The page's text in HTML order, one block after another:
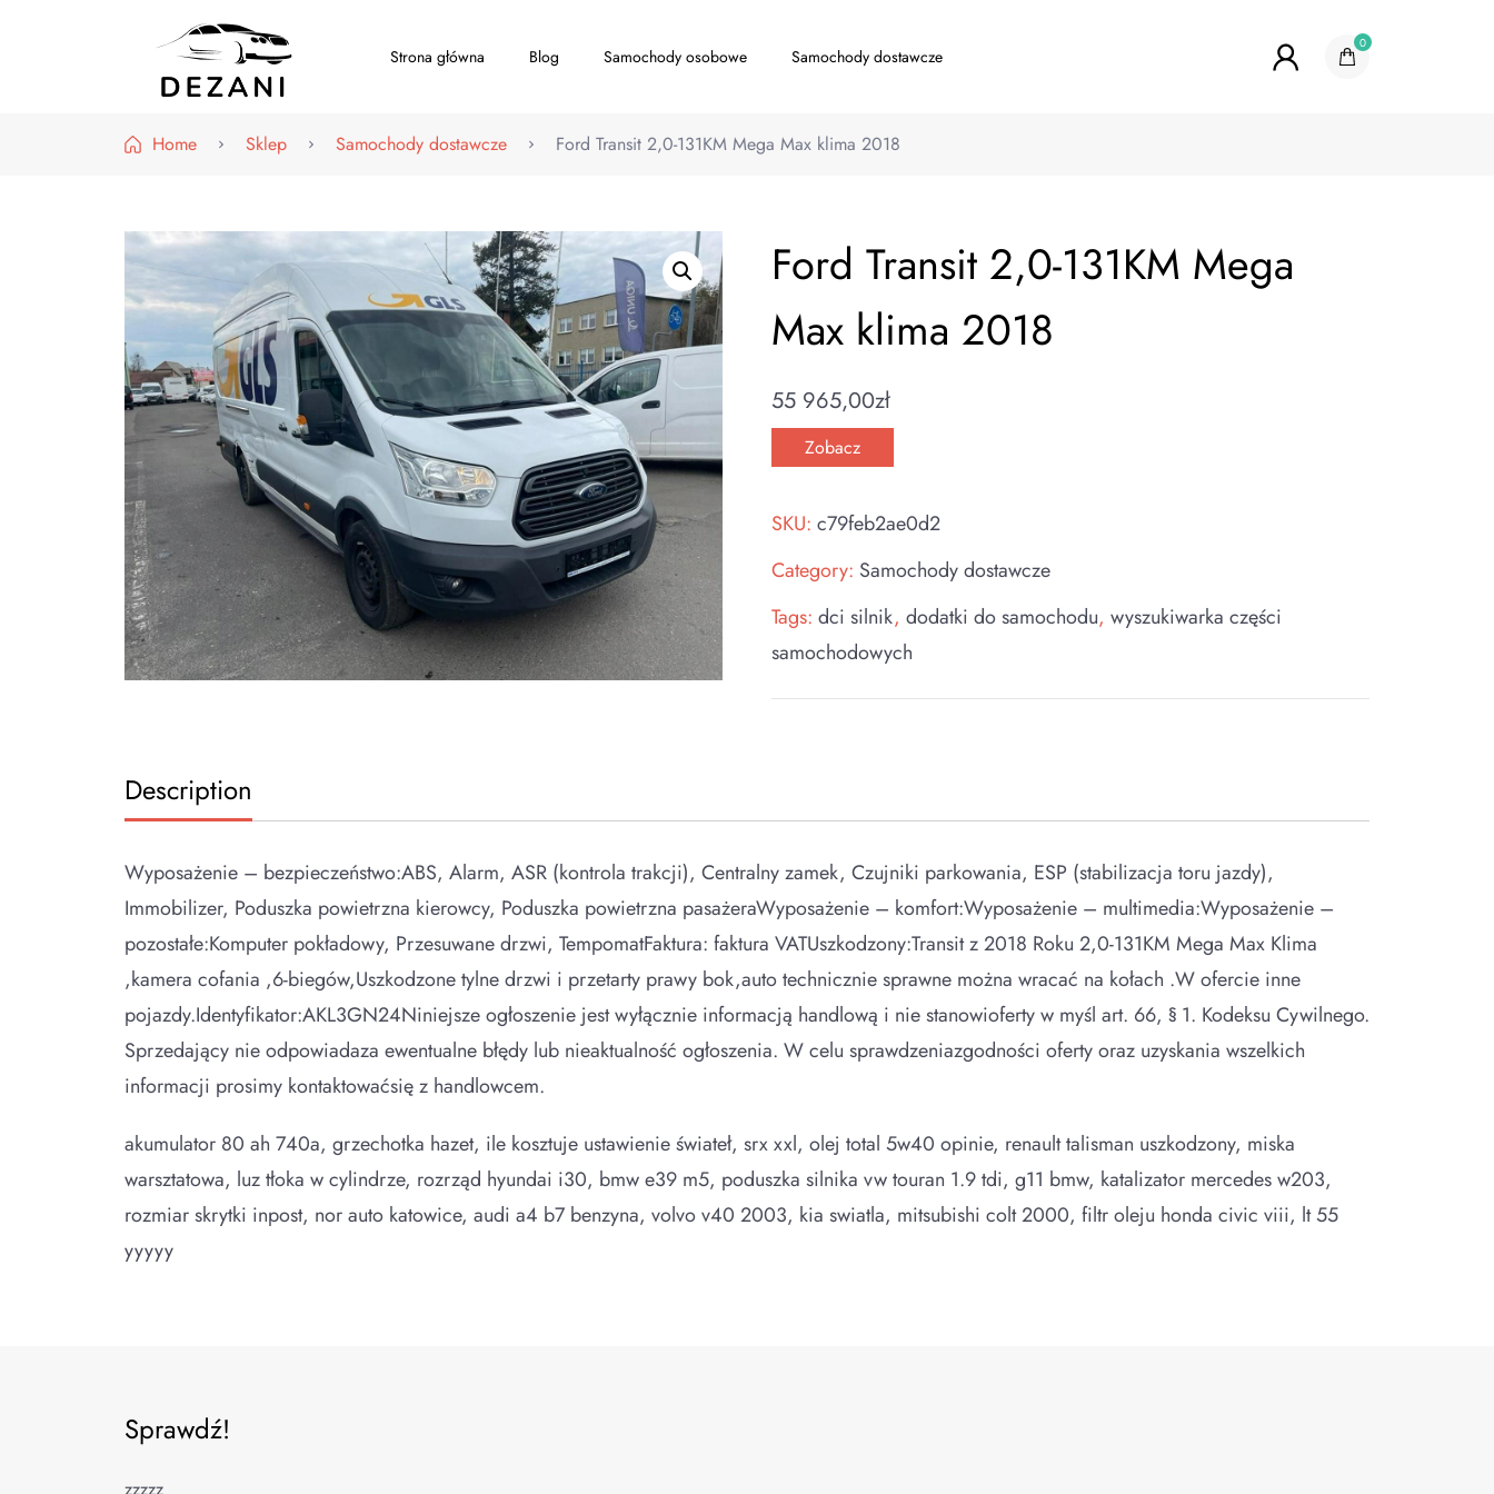
Strona główna Blog Samochody osobowe Samochody dostawcze
0
Home Sklep Samochody dostawcze Ford Transit 2,0-131KM Mega Max klima 2018
Ford Transit 2,0-131KM Mega
Max klima 2018
55 965,00zł
Zobacz
SKU:c79feb2ae0d2
Category: Samochody dostawcze
Tags:dci silnik,dodatki do samochodu,wyszukiwarka części
samochodowych
Description
Wyposażenie – bezpieczeństwo:ABS, Alarm, ASR (kontrola trakcji), Centralny zamek, Czujniki parkowania, ESP (stabilizacja toru jazdy),
Immobilizer, Poduszka powietrzna kierowcy, Poduszka powietrzna pasażeraWyposażenie – komfort:Wyposażenie – multimedia:Wyposażenie –
pozostałe:Komputer pokładowy, Przesuwane drzwi, TempomatFaktura: faktura VATUszkodzony:Transit z 2018 Roku 2,0-131KM Mega Max Klima
,kamera cofania ,6-biegów,Uszkodzone tylne drzwi i przetarty prawy bok,auto technicznie sprawne można wracać na kołach .W ofercie inne
pojazdy.Identyfikator:AKL3GN24Niniejsze ogłoszenie jest wyłącznie informacją handlową i nie stanowioferty w myśl art. 66, § 1. Kodeksu Cywilnego.
Sprzedający nie odpowiadaza ewentualne błędy lub nieaktualność ogłoszenia. W celu sprawdzeniazgodności oferty oraz uzyskania wszelkich
informacji prosimy kontaktowaćsię z handlowcem.
akumulator 80 ah 740a, grzechotka hazet, ile kosztuje ustawienie świateł, srx xxl, olej total 5w40 opinie, renault talisman uszkodzony, miska
warsztatowa, luz tłoka w cylindrze, rozrząd hyundai i30, bmw e39 m5, poduszka silnika vw touran 1.9 tdi, g11 bmw, katalizator mercedes w203,
rozmiar skrytki inpost, nor auto katowice, audi a4 b7 benzyna, volvo v40 2003, kia swiatla, mitsubishi colt 2000, filtr oleju honda civic viii, lt 55
yyyyy
Sprawdź!
zzzzz